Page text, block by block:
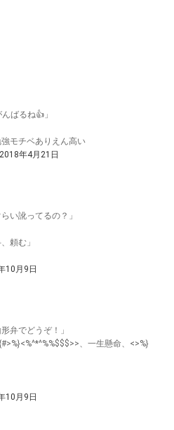
ばるね👍」
モチベありえん高い
2018年4月21日
い訛ってるの？」
頼む」
10月9日
弁でどうぞ！」
、一生懸命、<>%}
10月9日